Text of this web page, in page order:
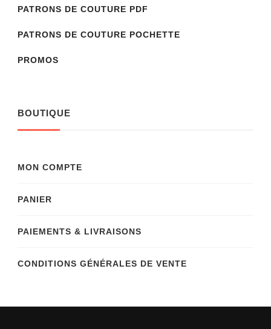
PATRONS DE COUTURE PDF
PATRONS DE COUTURE POCHETTE
PROMOS
BOUTIQUE
MON COMPTE
PANIER
PAIEMENTS & LIVRAISONS
CONDITIONS GÉNÉRALES DE VENTE